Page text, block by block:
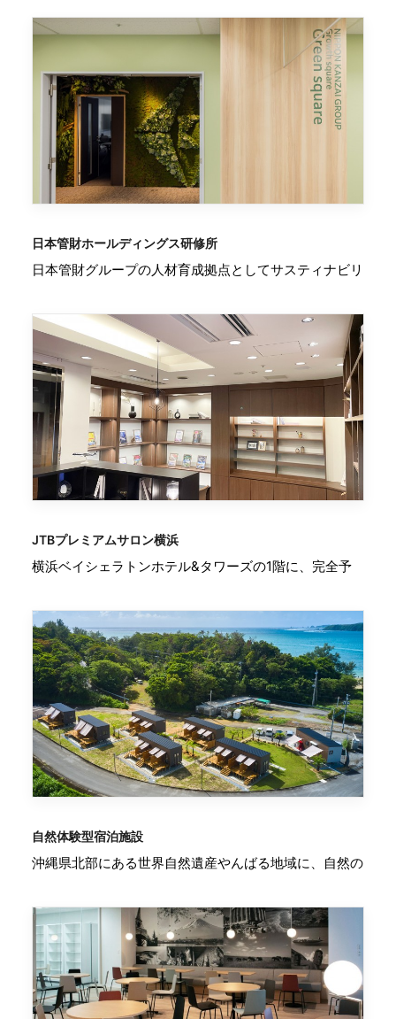
日本管財ホールディングス研修所
日本管財グループの人材育成拠点としてサスティナビリ
JTBプレミアムサロン横浜
横浜ベイシェラトンホテル&タワーズの1階に、完全予
自然体験型宿泊施設
沖縄県北部にある世界自然遺産やんばる地域に、自然の